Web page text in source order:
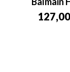
127,00